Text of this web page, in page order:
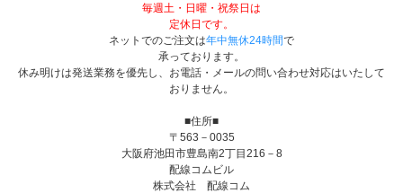
毎週土・日曜・祝祭日は
定休日です。
ネットでのご注文は年中無休24時間で
承っております。
休み明けは発送業務を優先し、お電話・メールの問い合わせ対応はいたして
おりません。
■住所■
〒563－0035
大阪府池田市豊島南2丁目216－8
配線コムビル
株式会社 配線コム